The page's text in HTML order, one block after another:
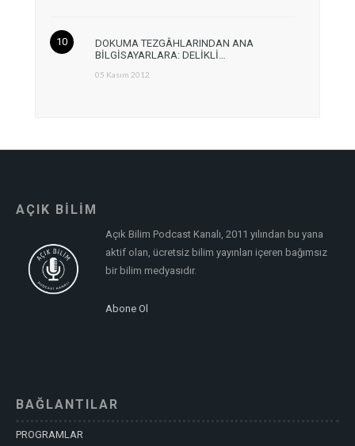
DOKUMA TEZGÂHLARINDAN ANA
BİLGİSAYARLARA: DELİKLİ…
05 Kasım 2012
AÇIK BİLİM
Açık Bilim Podcast Kanalı, 2011 yılından bu yana
aktif olan, ücretsiz bilim yayınları içeren bağımsız
bir bilim medyasıdır.
Abone Ol
BAĞLANTILAR
PROGRAMLAR